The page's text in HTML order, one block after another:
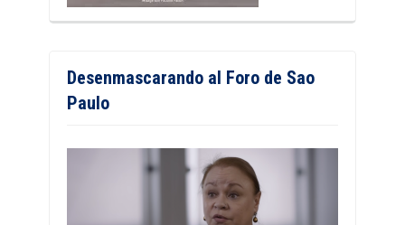
Desenmascarando al Foro de Sao
Paulo